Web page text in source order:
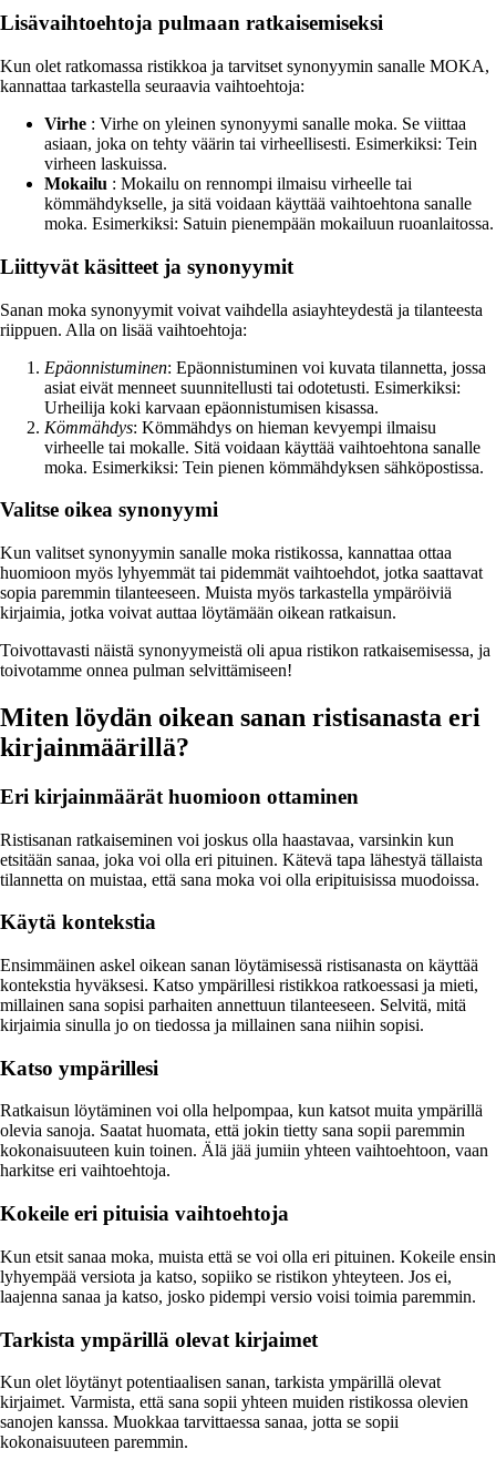
Lisävaihtoehtoja pulmaan ratkaisemiseksi
Kun olet ratkomassa ristikkoa ja tarvitset synonyymin sanalle MOKA,
kannattaa tarkastella seuraavia vaihtoehtoja:
Virhe : Virhe on yleinen synonyymi sanalle moka. Se viittaa
asiaan, joka on tehty väärin tai virheellisesti. Esimerkiksi: Tein
virheen laskuissa.
Mokailu : Mokailu on rennompi ilmaisu virheelle tai
kömmähdykselle, ja sitä voidaan käyttää vaihtoehtona sanalle
moka. Esimerkiksi: Satuin pienempään mokailuun ruoanlaitossa.
Liittyvät käsitteet ja synonyymit
Sanan moka synonyymit voivat vaihdella asiayhteydestä ja tilanteesta
riippuen. Alla on lisää vaihtoehtoja:
Epäonnistuminen: Epäonnistuminen voi kuvata tilannetta, jossa
asiat eivät menneet suunnitellusti tai odotetusti. Esimerkiksi:
Urheilija koki karvaan epäonnistumisen kisassa.
Kömmähdys: Kömmähdys on hieman kevyempi ilmaisu
virheelle tai mokalle. Sitä voidaan käyttää vaihtoehtona sanalle
moka. Esimerkiksi: Tein pienen kömmähdyksen sähköpostissa.
Valitse oikea synonyymi
Kun valitset synonyymin sanalle moka ristikossa, kannattaa ottaa
huomioon myös lyhyemmät tai pidemmät vaihtoehdot, jotka saattavat
sopia paremmin tilanteeseen. Muista myös tarkastella ympäröiviä
kirjaimia, jotka voivat auttaa löytämään oikean ratkaisun.
Toivottavasti näistä synonyymeistä oli apua ristikon ratkaisemisessa, ja
toivotamme onnea pulman selvittämiseen!
Miten löydän oikean sanan ristisanasta eri
kirjainmäärillä?
Eri kirjainmäärät huomioon ottaminen
Ristisanan ratkaiseminen voi joskus olla haastavaa, varsinkin kun
etsitään sanaa, joka voi olla eri pituinen. Kätevä tapa lähestyä tällaista
tilannetta on muistaa, että sana moka voi olla eripituisissa muodoissa.
Käytä kontekstia
Ensimmäinen askel oikean sanan löytämisessä ristisanasta on käyttää
kontekstia hyväksesi. Katso ympärillesi ristikkoa ratkoessasi ja mieti,
millainen sana sopisi parhaiten annettuun tilanteeseen. Selvitä, mitä
kirjaimia sinulla jo on tiedossa ja millainen sana niihin sopisi.
Katso ympärillesi
Ratkaisun löytäminen voi olla helpompaa, kun katsot muita ympärillä
olevia sanoja. Saatat huomata, että jokin tietty sana sopii paremmin
kokonaisuuteen kuin toinen. Älä jää jumiin yhteen vaihtoehtoon, vaan
harkitse eri vaihtoehtoja.
Kokeile eri pituisia vaihtoehtoja
Kun etsit sanaa moka, muista että se voi olla eri pituinen. Kokeile ensin
lyhyempää versiota ja katso, sopiiko se ristikon yhteyteen. Jos ei,
laajenna sanaa ja katso, josko pidempi versio voisi toimia paremmin.
Tarkista ympärillä olevat kirjaimet
Kun olet löytänyt potentiaalisen sanan, tarkista ympärillä olevat
kirjaimet. Varmista, että sana sopii yhteen muiden ristikossa olevien
sanojen kanssa. Muokkaa tarvittaessa sanaa, jotta se sopii
kokonaisuuteen paremmin.